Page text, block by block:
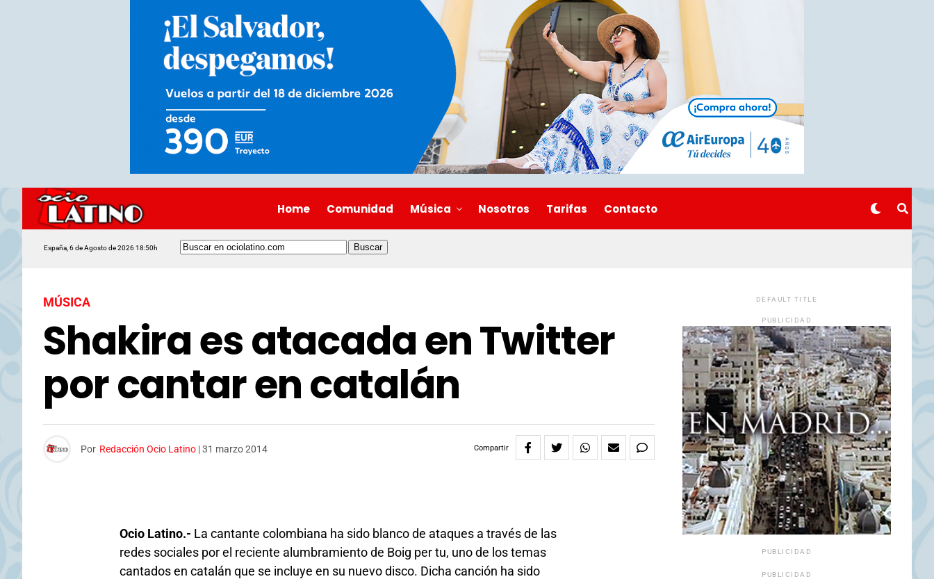
Home Comunidad Música Nosotros Tarifas Contacto
España, 6 de Agosto de 2026 18:50h
MÚSICA
Shakira es atacada en Twitter
por cantar en catalán
Por Redacción Ocio Latino |31 marzo 2014 Compartir
Ocio Latino.- La cantante colombiana ha sido blanco de ataques a través de las
redes sociales por el reciente alumbramiento de Boig per tu, uno de los temas
cantados en catalán que se incluye en su nuevo disco. Dicha canción ha sido
DEFAULT TITLE
PUBLICIDAD
PUBLICIDAD
PUBLICIDAD